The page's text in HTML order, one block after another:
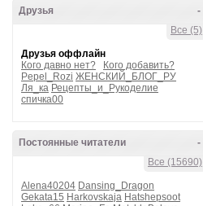
-
Друзья
Все (5)
Друзья оффлайн
Кого давно нет?
Кого добавить?
Pepel_Rozi ЖЕНСКИЙ_БЛОГ_РУ
Ля_ка Рецепты_и_Рукоделие
спичка00
-
Постоянные читатели
Все (15690)
Alena40204 Dansing_Dragon
Gekata15 Harkovskaja Hatshepsoot